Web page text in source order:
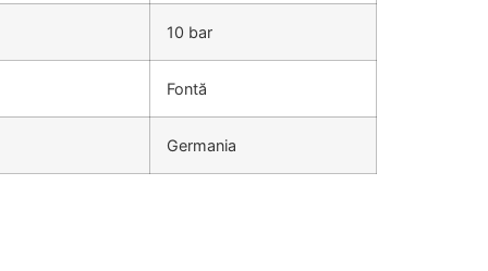
10 bar
Fontă
Germania